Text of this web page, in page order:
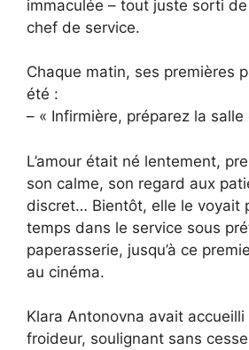
immaculée – tout juste sorti
chef de service.
Chaque matin, ses premières
été :
– « Infirmière, préparez la
L’amour était né lentement,
son calme, son regard aux
discret… Bientôt, elle le voyait
temps dans le service sous
paperasserie, jusqu’à ce
au cinéma.
Klara Antonovna avait
froideur, soulignant sans